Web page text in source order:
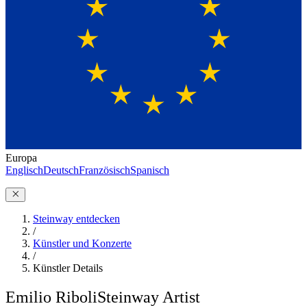
Europa
EnglischDeutschFranzösischSpanisch
Steinway entdecken
/
Künstler und Konzerte
/
Künstler Details
Emilio RiboliSteinway Artist